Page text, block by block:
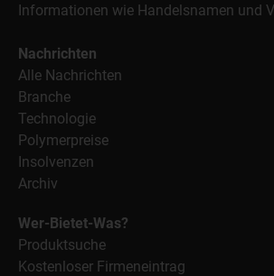
Informationen wie Handelsnamen und
Nachrichten
Alle Nachrichten
Branche
Technologie
Polymerpreise
Insolvenzen
Archiv
Wer-Bietet-Was?
Produktsuche
Kostenloser Firmeneintrag